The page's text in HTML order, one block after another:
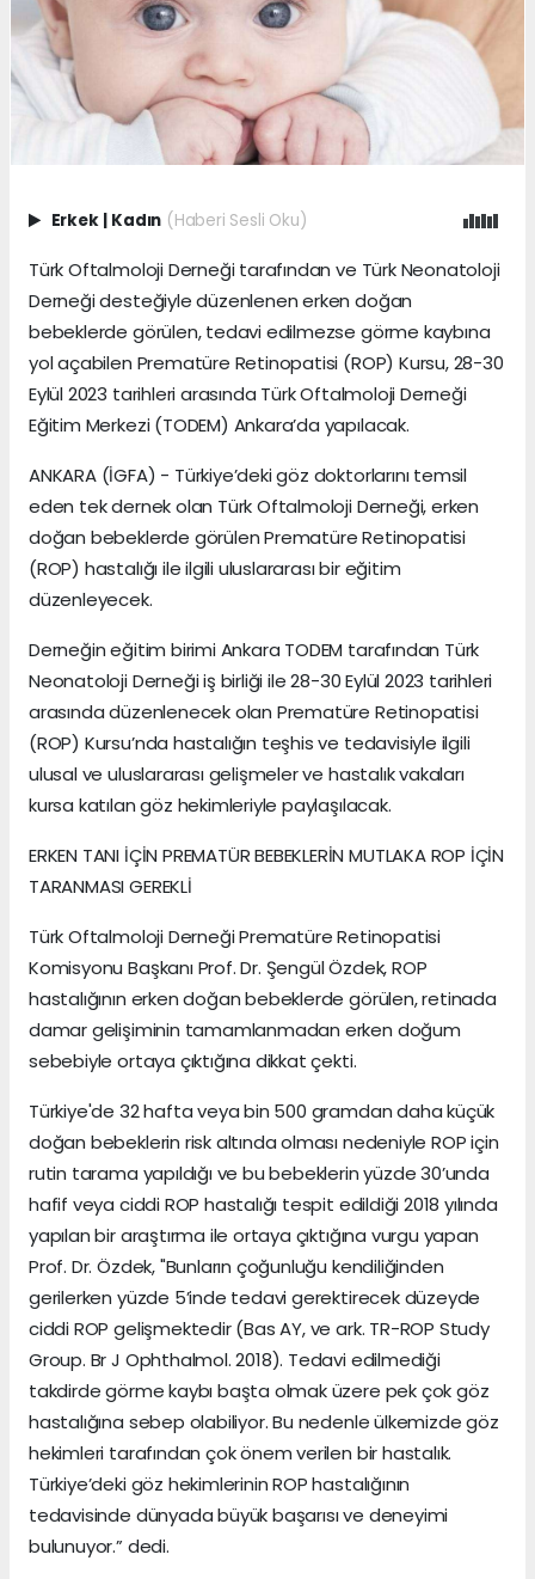
Erkek Kadın (Haberi Sesli Oku)
Türk Oftalmoloji Derneği tarafından ve Türk Neonatoloji
Derneği desteğiyle düzenlenen erken doğan
bebeklerde görülen, tedavi edilmezse görme kaybına
yol açabilen Prematüre Retinopatisi (ROP) Kursu, 28-30
Eylül 2023 tarihleri arasında Türk Oftalmoloji Derneği
Eğitim Merkezi (TODEM) Ankara’da yapılacak.
ANKARA (İGFA) - Türkiye’deki göz doktorlarını temsil
eden tek dernek olan Türk Oftalmoloji Derneği, erken
doğan bebeklerde görülen Prematüre Retinopatisi
(ROP) hastalığı ile ilgili uluslararası bir eğitim
düzenleyecek.
Derneğin eğitim birimi Ankara TODEM tarafından Türk
Neonatoloji Derneği iş birliği ile 28-30 Eylül 2023 tarihleri
arasında düzenlenecek olan Prematüre Retinopatisi
(ROP) Kursu’nda hastalığın teşhis ve tedavisiyle ilgili
ulusal ve uluslararası gelişmeler ve hastalık vakaları
kursa katılan göz hekimleriyle paylaşılacak.
ERKEN TANI İÇİN PREMATÜR BEBEKLERİN MUTLAKA ROP İÇİN
TARANMASI GEREKLİ
Türk Oftalmoloji Derneği Prematüre Retinopatisi
Komisyonu Başkanı Prof. Dr. Şengül Özdek, ROP
hastalığının erken doğan bebeklerde görülen, retinada
damar gelişiminin tamamlanmadan erken doğum
sebebiyle ortaya çıktığına dikkat çekti.
Türkiye'de 32 hafta veya bin 500 gramdan daha küçük
doğan bebeklerin risk altında olması nedeniyle ROP için
rutin tarama yapıldığı ve bu bebeklerin yüzde 30’unda
hafif veya ciddi ROP hastalığı tespit edildiği 2018 yılında
yapılan bir araştırma ile ortaya çıktığına vurgu yapan
Prof. Dr. Özdek, "Bunların çoğunluğu kendiliğinden
gerilerken yüzde 5’inde tedavi gerektirecek düzeyde
ciddi ROP gelişmektedir (Bas AY, ve ark. TR-ROP Study
Group. Br J Ophthalmol. 2018). Tedavi edilmediği
takdirde görme kaybı başta olmak üzere pek çok göz
hastalığına sebep olabiliyor. Bu nedenle ülkemizde göz
hekimleri tarafından çok önem verilen bir hastalık.
Türkiye’deki göz hekimlerinin ROP hastalığının
tedavisinde dünyada büyük başarısı ve deneyimi
bulunuyor.” dedi.